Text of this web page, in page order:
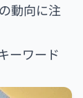
動向に注
ーワード